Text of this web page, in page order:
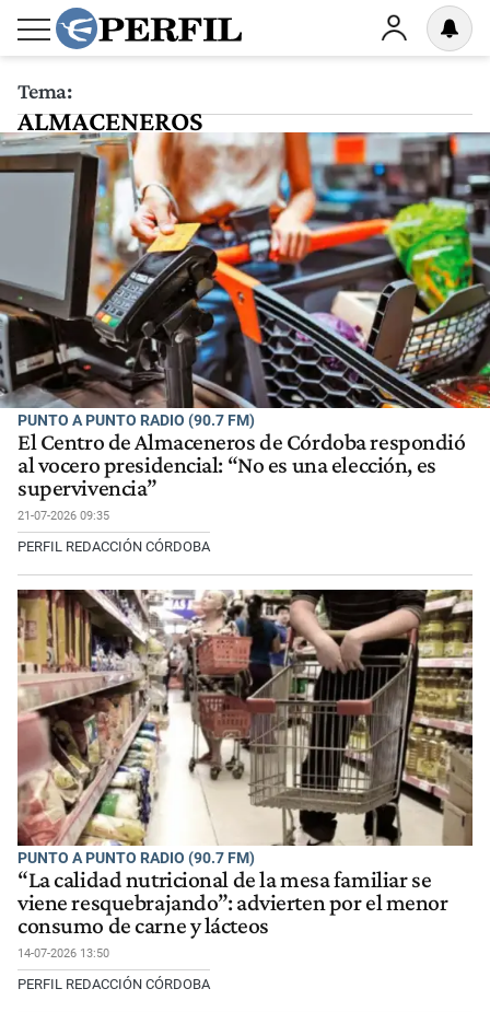
Tema:
ALMACENEROS
PUNTO A PUNTO RADIO (90.7 FM)
El Centro de Almaceneros de Córdoba respondió
al vocero presidencial: “No es una elección, es
supervivencia”
21-07-2026 09:35
PERFIL REDACCIÓN CÓRDOBA
PUNTO A PUNTO RADIO (90.7 FM)
“La calidad nutricional de la mesa familiar se
viene resquebrajando”: advierten por el menor
consumo de carne y lácteos
14-07-2026 13:50
PERFIL REDACCIÓN CÓRDOBA